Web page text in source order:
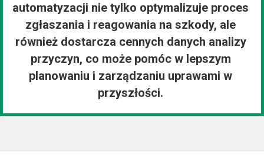
automatyzacji nie tylko optymalizuje proces
zgłaszania i reagowania na szkody, ale
również dostarcza cennych danych analizy
przyczyn, co może pomóc w lepszym
planowaniu i zarządzaniu uprawami w
przyszłości.